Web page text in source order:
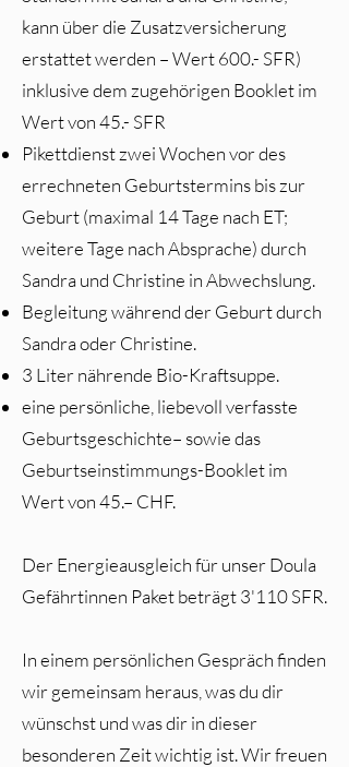
kann über die Zusatzversicherung
erstattet werden – Wert 600.- SFR)
inklusive dem zugehörigen Booklet im
Wert von 45.- SFR
Pikettdienst zwei Wochen vor des
errechneten Geburtstermins bis zur
Geburt (maximal 14 Tage nach ET;
weitere Tage nach Absprache) durch
Sandra und Christine in Abwechslung.
Begleitung während der Geburt durch
Sandra oder Christine.
3 Liter nährende Bio-Kraftsuppe.
eine persönliche, liebevoll verfasste
Geburtsgeschichte– sowie das
Geburtseinstimmungs-Booklet im
Wert von 45.– CHF.
Der Energieausgleich für unser Doula
Gefährtinnen Paket beträgt 3'110 SFR.
In einem persönlichen Gespräch finden
wir gemeinsam heraus, was du dir
wünschst und was dir in dieser
besonderen Zeit wichtig ist. Wir freuen